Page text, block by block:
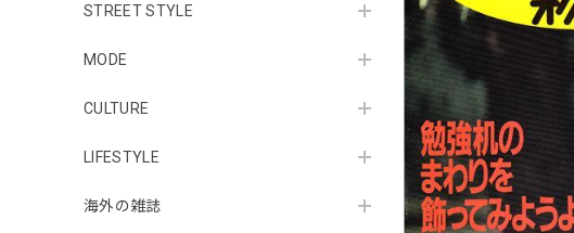
STREET STYLE
MODE
CULTURE
LIFESTYLE
海外の雑誌